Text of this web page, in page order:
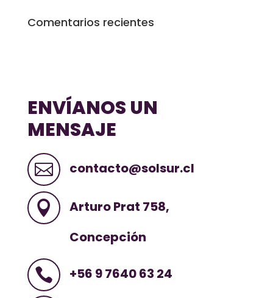
Comentarios recientes
ENVÍANOS UN
MENSAJE
 contacto@solsur.cl

Arturo Prat 758,
Concepción
 +56 9 7640 63 24